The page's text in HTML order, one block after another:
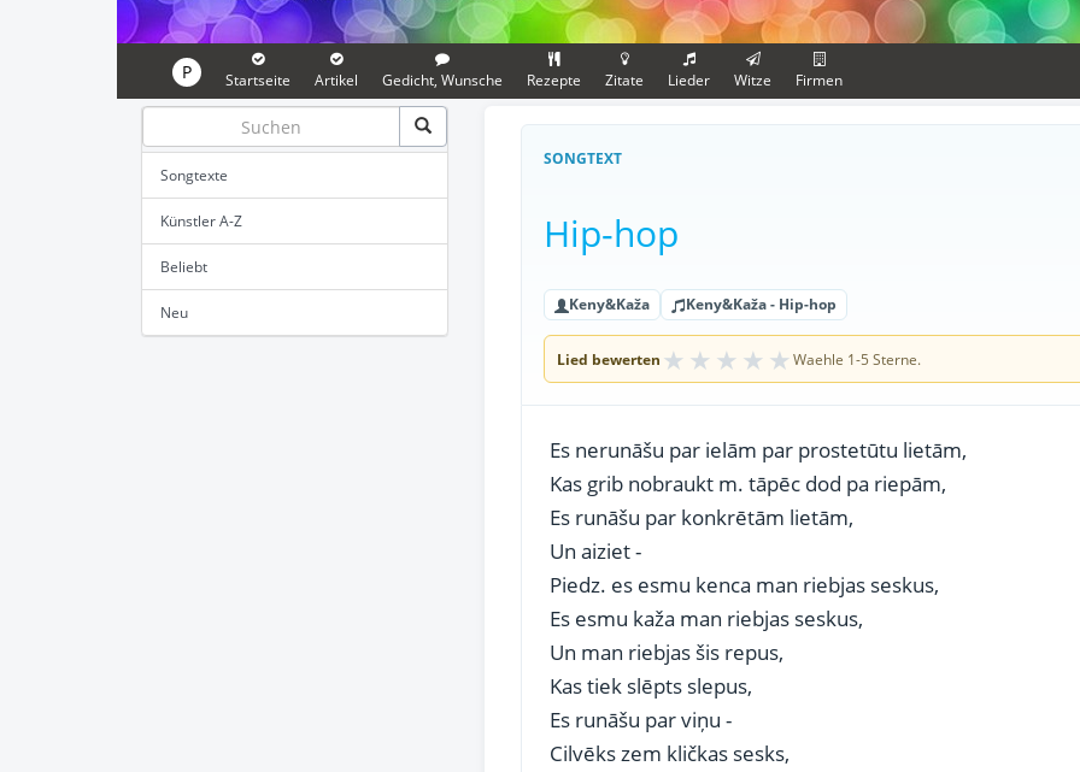
P Startseite Artikel Gedicht, Wunsche Rezepte Zitate Lieder Witze Firmen
Songtexte
Künstler A-Z
Beliebt
Neu
SONGTEXT
Hip-hop
Keny&Kaža Keny&Kaža - Hip-hop
Lied bewerten ★ ★ ★ ★ ★ Waehle 1-5 Sterne.
Es nerunāšu par ielām par prostetūtu lietām,
Kas grib nobraukt m. tāpēc dod pa riepām,
Es runāšu par konkrētām lietām,
Un aiziet -
Piedz. es esmu kenca man riebjas seskus,
Es esmu kaža man riebjas seskus,
Un man riebjas šis repus,
Kas tiek slēpts slepus,
Es runāšu par viņu -
Cilvēks zem kličkas sesks,